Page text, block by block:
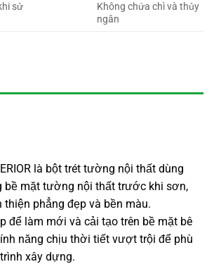
sử
Không chứa chì và thủy
ngân
là bột trét tường nội thất dùng
bề mặt tường nội thất trước khi sơn,
phẳng đẹp và bền màu.
để làm mới và cải tạo trên bề mặt bê
năng chịu thời tiết vượt trội để phù
xây dựng.